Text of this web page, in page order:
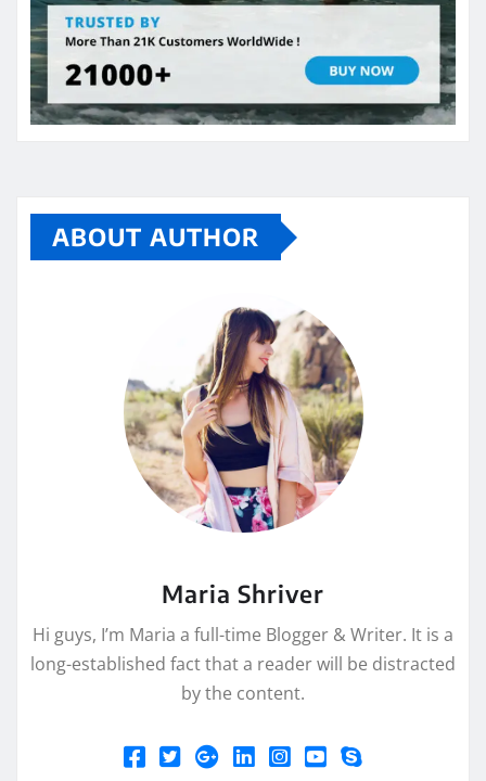
ABOUT AUTHOR
Maria Shriver
Hi guys, I’m Maria a full-time Blogger & Writer. It is a
long-established fact that a reader will be distracted
by the content.